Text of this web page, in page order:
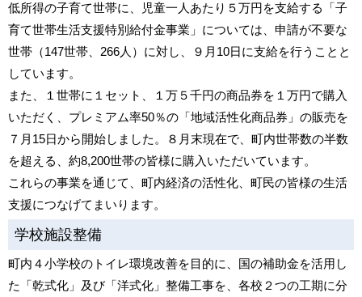
低所得の子育て世帯に、児童一人あたり５万円を支給する「子
育て世帯生活支援特別給付金事業」については、申請が不要な
世帯（147世帯、266人）に対し、９月10日に支給を行うことと
しています。
また、１世帯に１セット、１万５千円の商品券を１万円で購入
いただく、プレミアム率50％の「地域活性化商品券」の販売を
７月15日から開始しました。８月末現在で、町内世帯数の半数
を超える、約8,200世帯の皆様に購入いただいています。
これらの事業を通じて、町内経済の活性化、町民の皆様の生活
支援につなげてまいります。
学校施設整備
町内４小学校のトイレ環境改善を目的に、国の補助金を活用し
た「乾式化」及び「洋式化」整備工事を、各校２つの工期に分